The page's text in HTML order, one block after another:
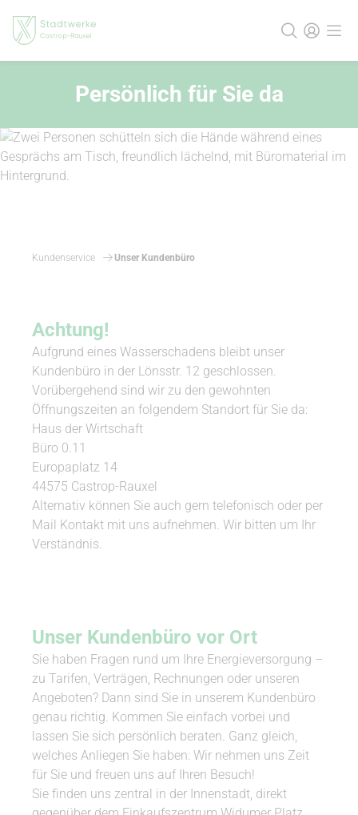
Persönlich für Sie da
Kundenservice Unser Kundenbüro
Achtung!
Aufgrund eines Wasserschadens bleibt unser
Kundenbüro in der Lönsstr. 12 geschlossen.
Vorübergehend sind wir zu den gewohnten
Öffnungszeiten an folgendem Standort für Sie da:
Haus der Wirtschaft
Büro 0.11
Europaplatz 14
44575 Castrop-Rauxel
Alternativ können Sie auch gern telefonisch oder per
Mail Kontakt mit uns aufnehmen. Wir bitten um Ihr
Verständnis.
Unser Kundenbüro vor Ort
Sie haben Fragen rund um Ihre Energieversorgung –
zu Tarifen, Verträgen, Rechnungen oder unseren
Angeboten? Dann sind Sie in unserem Kundenbüro
genau richtig. Kommen Sie einfach vorbei und
lassen Sie sich persönlich beraten. Ganz gleich,
welches Anliegen Sie haben: Wir nehmen uns Zeit
für Sie und freuen uns auf Ihren Besuch!
Sie finden uns zentral in der Innenstadt, direkt